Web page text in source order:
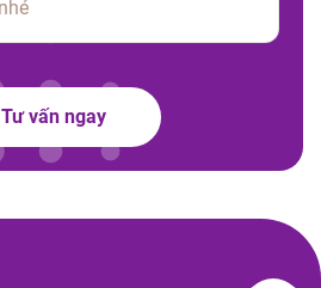
Tư vấn ngay